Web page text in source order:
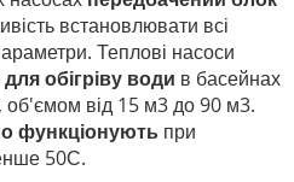
встановлювати всі
Теплові насоси
обігріву води в басейнах
об'ємом від 15 м3 до 90 м3.
функціонують при
50С.